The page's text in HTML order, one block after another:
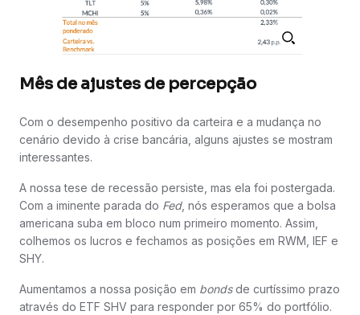
Mês de ajustes de percepção
Com o desempenho positivo da carteira e a mudança no
cenário devido à crise bancária, alguns ajustes se mostram
interessantes.
A nossa tese de recessão persiste, mas ela foi postergada.
Com a iminente parada do Fed, nós esperamos que a bolsa
americana suba em bloco num primeiro momento. Assim,
colhemos os lucros e fechamos as posições em RWM, IEF e
SHY.
Aumentamos a nossa posição em bondsde curtíssimo prazo
através do ETF SHV para responder por 65% do portfólio.